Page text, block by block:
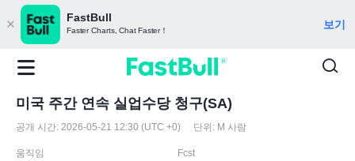
FastBull
Faster Charts, Chat Faster！ 보기
미국 주간 연속 실업수당 청구(SA)
공개 시간: 2026-05-21 12:30 (UTC +0) 단위: M 사람
움직임
Fcst